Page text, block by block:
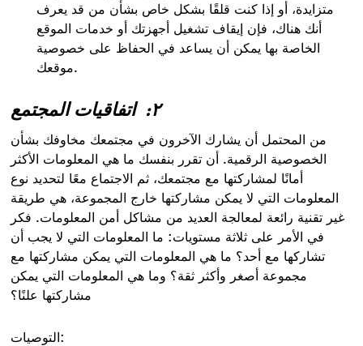
متزايدة، أو إذا كنت قلقًا بشكل خاص بشأن من قد يعرف
أنك هناك، فإن إيقاف تشغيل أجهزتك أو خدمات الموقع
الخاصة بها يمكن أن يساعد في الحفاظ على خصوصية
موقعك.
٢: اتفاقيات المجتمع
من المحتمل أن يشارك الآخرون في مجتمعك مخاوفك بشأن
الخصوصية الرقمية. أن تقرر بنفسك ما هي المعلومات الأكثر
أمانًا لمشاركتها مع مجتمعك، ثم الاجتماع معًا لتحديد نوع
المعلومات التي لا يمكن مشاركتها خارج المجموعة، هي طريقة
غير تقنية رائعة لمعالجة العديد من مشاكل أمن المعلومات. فكر
في الأمر على ثلاثة مستويات: ما المعلومات التي لا يجب أن
تشاركها مع أحد؟ ما هي المعلومات التي يمكن مشاركتها مع
مجموعة أصغر وأكثر ثقة؟ وما هي المعلومات التي يمكن
التوصيات: